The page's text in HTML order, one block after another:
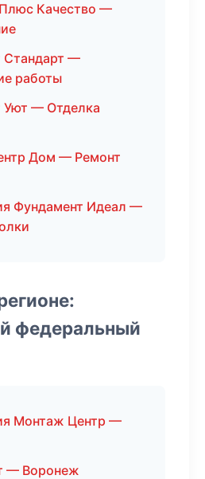
Качество —
Стандарт —
работы
— Отделка
Дом — Ремонт
Фундамент Идеал —
федеральный
Монтаж Центр —
— Воронеж